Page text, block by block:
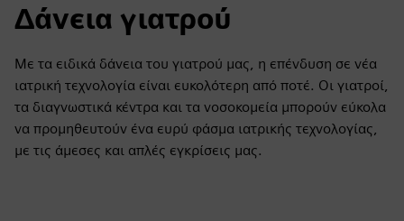
Δάνεια γιατρού
Με τα ειδικά δάνεια του γιατρού μας, η επένδυση σε νέα
ιατρική τεχνολογία είναι ευκολότερη από ποτέ. Οι γιατροί,
τα διαγνωστικά κέντρα και τα νοσοκομεία μπορούν εύκολα
να προμηθευτούν ένα ευρύ φάσμα ιατρικής τεχνολογίας,
με τις άμεσες και απλές εγκρίσεις μας.